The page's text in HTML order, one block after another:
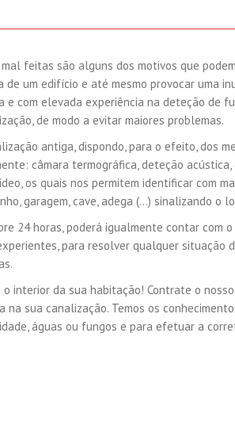
feitas são alguns dos motivos que
um edifício e até mesmo provocar uma
e com elevada experiência na deteção de
de modo a evitar maiores problemas.
antiga, dispondo, para o efeito, dos
câmara termográfica, deteção
os quais nos permitem identificar com
garagem, cave, adega (…) sinalizando o
24 horas, poderá igualmente contar com
para resolver qualquer situação
interior da sua habitação! Contrate o
na sua canalização. Temos os
águas ou fungos e para efetuar a